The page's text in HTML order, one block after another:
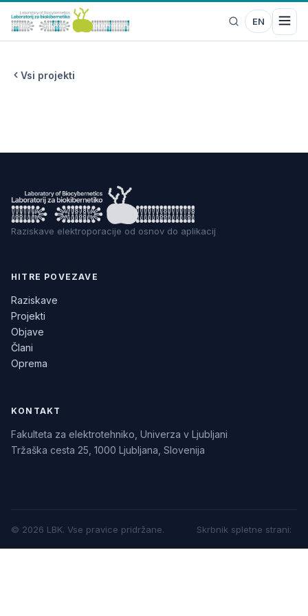
EN
Vsi projekti
Raziskave elektroporacije od osnov do aplikacij
HITRE POVEZAVE
Raziskave
Projekti
Objave
Člani
Oprema
KONTAKT
Fakulteta za elektrotehniko, Univerza v Ljubljani
Tržaška cesta 25, 1000 Ljubljana, Slovenija
© 2026 LBK. Vse pravice pridržane. Skrbnik spletne strani: